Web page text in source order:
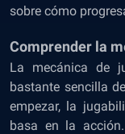
sobre cómo
Comprender la
La mecánica de
bastante sencilla
empezar, la
basa en la